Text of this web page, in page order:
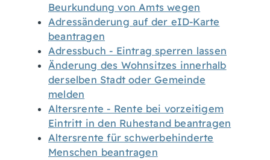
Beurkundung von Amts wegen
Adressänderung auf der eID-Karte
beantragen
Adressbuch - Eintrag sperren lassen
Änderung des Wohnsitzes innerhalb
derselben Stadt oder Gemeinde
melden
Altersrente - Rente bei vorzeitigem
Eintritt in den Ruhestand beantragen
Altersrente für schwerbehinderte
Menschen beantragen